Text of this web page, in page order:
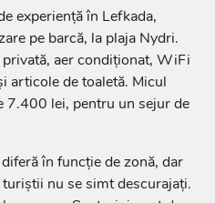
experiență în Lefkada,
pe barcă, la plaja Nydri.
aer condiționat, WiFi
articole de toaletă. Micul
7.400 lei, pentru un sejur de
în funcție de zonă, dar
nu se simt descurajați.